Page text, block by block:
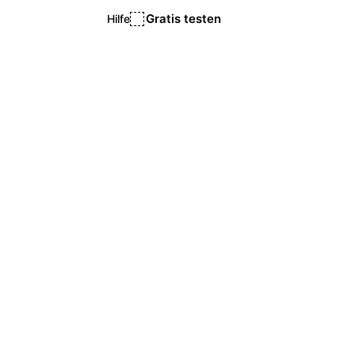
Hilfe Gratis testen